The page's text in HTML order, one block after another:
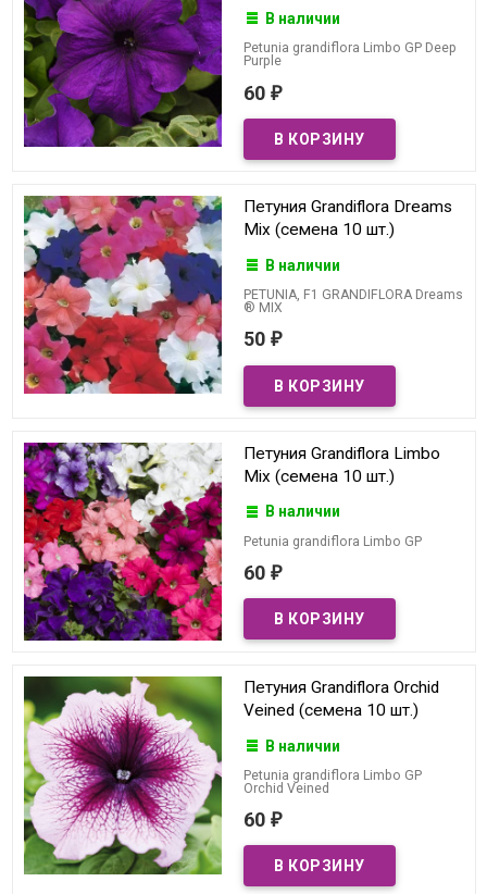
В наличии
Petunia grandiflora Limbo GP Deep
Purple
60 ₽
Петуния Grandiflora Dreams
Mix (семена 10 шт.)
В наличии
PETUNIA, F1 GRANDIFLORA Dreams
® MIX
50 ₽
Петуния Grandiflora Limbo
Mix (семена 10 шт.)
В наличии
Petunia grandiflora Limbo GP
60 ₽
Петуния Grandiflora Orchid
Veined (семена 10 шт.)
В наличии
Petunia grandiflora Limbo GP
Orchid Veined
60 ₽